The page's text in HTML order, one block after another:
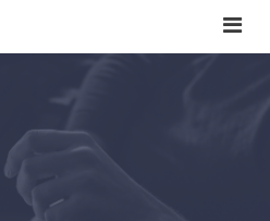
reviews
jou in de buurt?
Offerte
beginners +